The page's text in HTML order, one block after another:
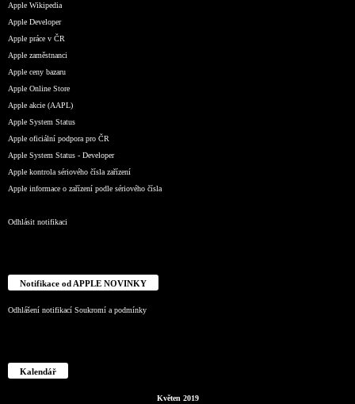
Apple Wikipedia
Apple Developer
Apple práce v ČR
Apple zaměstnanci
Apple ceny bazaru
Apple Online Store
Apple akcie (AAPL)
Apple System Status
Apple oficiální podpora pro ČR
Apple System Status - Developer
Apple kontrola sériového čísla zařízení
Apple informace o zařízení podle sériového čísla
Odhlásit notifikaci
Notifikace od APPLE NOVINKY
Odhlášení notifikací Soukromí a podmínky
Kalendář
Květen 2019